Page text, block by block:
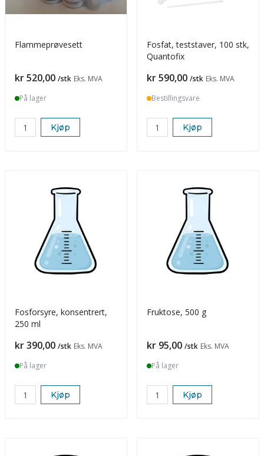
Flammeprøvesett
Pris
kr 520,00 /stk Eks. MVA
På lager
Kjøp
Fosfat, teststaver, 100 stk,
Quantofix
Pris
kr 590,00 /stk Eks. MVA
Bestillingsvare
Kjøp
Fosforsyre, konsentrert,
250 ml
Pris
kr 390,00 /stk Eks. MVA
På lager
Kjøp
Fruktose, 500 g
Pris
kr 95,00 /stk Eks. MVA
På lager
Kjøp